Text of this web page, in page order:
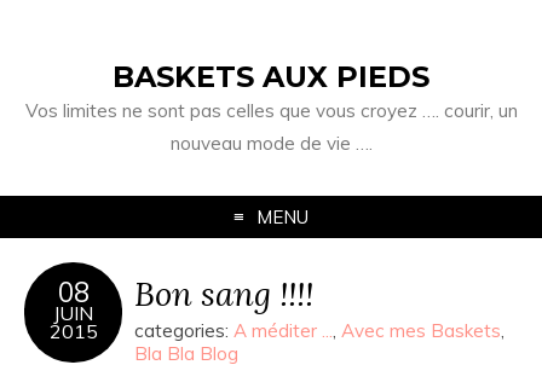
BASKETS AUX PIEDS
Vos limites ne sont pas celles que vous croyez …. courir, un
nouveau mode de vie ….
MENU
08
JUIN
2015
Bon sang !!!!
categories: A méditer ..., Avec mes Baskets,
Bla Bla Blog